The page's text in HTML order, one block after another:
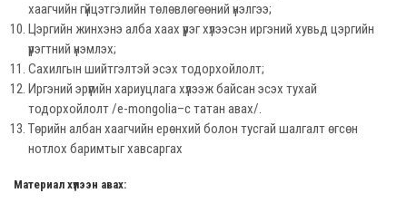
хаагчийн гүйцэтгэлийн төлөвлөгөөний үнэлгээ;
Цэргийн жинхэнэ алба хаах үүрэг хүлээсэн иргэний хувьд цэргийн
үүрэгтний үнэмлэх;
Сахилгын шийтгэлтэй эсэх тодорхойлолт;
Иргэний эрүүгийн хариуцлага хүлээж байсан эсэх тухай
тодорхойлолт /e-mongolia–с татан авах/.
Төрийн албан хаагчийн ерөнхий болон тусгай шалгалт өгсөн
нотлох баримтыг хавсаргах
Материал хүлээн авах: